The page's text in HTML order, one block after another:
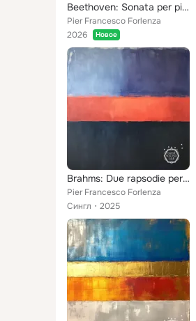
Beethoven: Sonata per pianoforte No. 14 in C-Sharp Minor, Op. 27
Pier Francesco Forlenza
2026
Новое
Brahms: Due rapsodie per pianoforte, Op. 79: Rapsodia n. 2 in G Minor
Pier Francesco Forlenza
Сингл
2025